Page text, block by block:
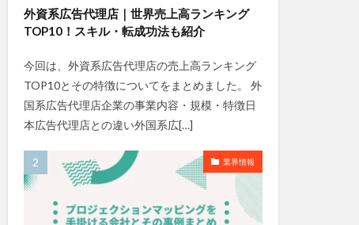
外資系広告代理店｜世界売上高ランキング
TOP10！スキル・転成功法も紹介
今回は、外資系広告代理店の売上高ランキング
TOP10とその特徴についてをまとめました。 外
国系広告代理店企業の事業内容・規模・特徴日
本広告代理店との違い外国系広[…]
業界情報